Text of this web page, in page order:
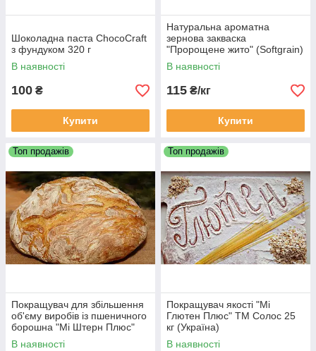
Шоколадна паста ChocoCraft
з фундуком 320 г
В наявності
100 ₴
Купити
Натуральна ароматна
зернова закваска
"Пророщене жито" (Softgrain)
Пуратос Puratos 12 кг
В наявності
115 ₴/кг
Купити
Топ продажів
Покращувач для збільшення
об'єму виробів із пшеничного
борошна "Мі Штерн Плюс"
12,5 кг (Україна)
В наявності
Топ продажів
Покращувач якості "Мі
Глютен Плюс" ТМ Солос 25
кг (Україна)
В наявності